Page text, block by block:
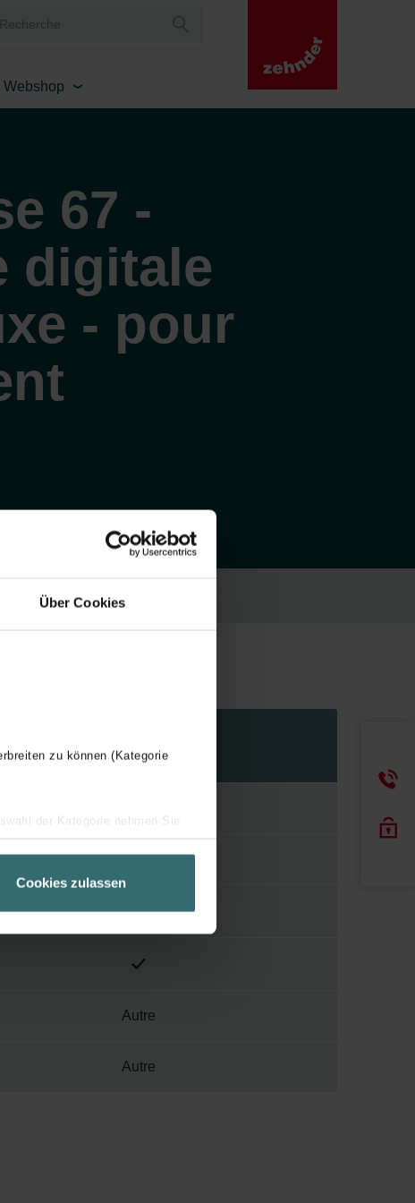
Über Cookies
zu können (Kategorie
der Kategorie nehmen Sie
Informationen
über einen Link in der
Cookies zulassen
Webshop
67 -
digitale
- pour
8717573024211
Autre
Autre